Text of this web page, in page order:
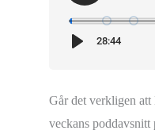
Går det verkligen att
veckans